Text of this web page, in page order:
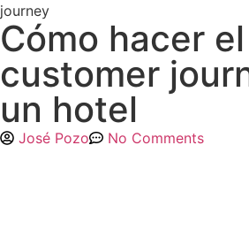
journey
Cómo hacer el
customer
un hotel
José Pozo No Comments